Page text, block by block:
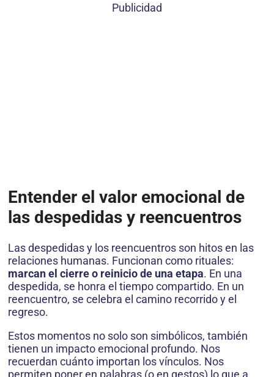
Publicidad
Entender el valor emocional de
las despedidas y reencuentros
Las despedidas y los reencuentros son hitos en las
relaciones humanas. Funcionan como rituales:
marcan el cierre o reinicio de una etapa. En una
despedida, se honra el tiempo compartido. En un
reencuentro, se celebra el camino recorrido y el
regreso.
Estos momentos no solo son simbólicos, también
tienen un impacto emocional profundo. Nos
recuerdan cuánto importan los vínculos. Nos
permiten poner en palabras (o en gestos) lo que a